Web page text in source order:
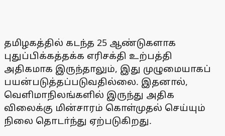
தமிழகத்தில் கடந்த 25 ஆண்டுகளாக
புதுப்பிக்கத்தக்க எரிசக்தி உற்பத்தி
அதிகமாக இருந்தாலும், இது முழுமையாகப்
பயன்படுத்தப்படுவதில்லை. இதனால்,
வெளிமாநிலங்களில் இருந்து அதிக
விலைக்கு மின்சாரம் கொள்முதல் செய்யும்
நிலை தொடா்ந்து ஏற்படுகிறது.